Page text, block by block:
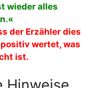
wieder alles
der Erzähler dies
wertet, was
ist.
Hinweise